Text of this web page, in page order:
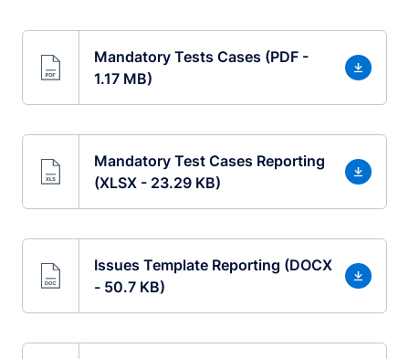
Mandatory Tests Cases (PDF -
1.17 MB)
Mandatory Test Cases Reporting
(XLSX - 23.29 KB)
Issues Template Reporting (DOCX
- 50.7 KB)